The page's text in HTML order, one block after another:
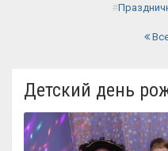
Детский день